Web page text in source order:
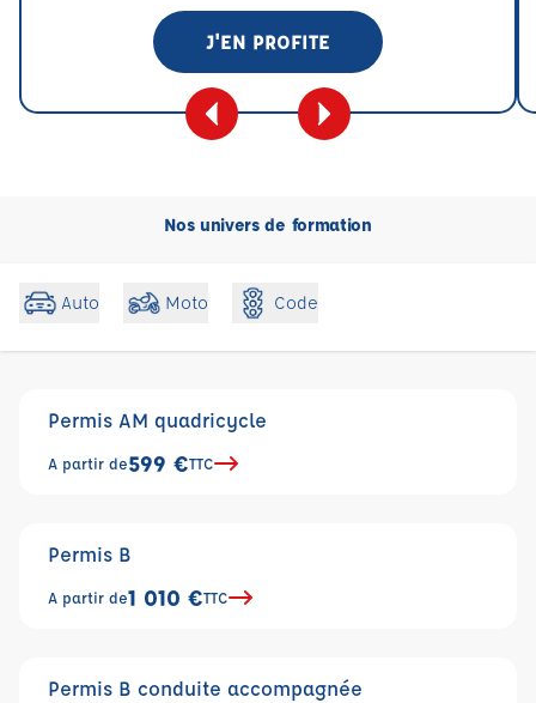
J'EN PROFITE
Nos univers de formation
Auto Moto Code
Permis AM quadricycle
A partir de599 €TTC
Permis B
A partir de1 010 €TTC
Permis B conduite accompagnée